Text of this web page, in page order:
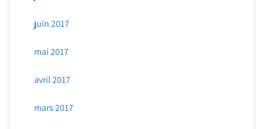
juin 2017
mai 2017
avril 2017
mars 2017